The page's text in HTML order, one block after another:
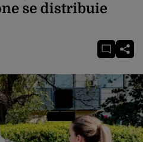
se distribuie